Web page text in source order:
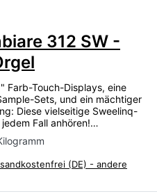
312 SW -
Farb-Touch-Displays, eine
Sets, und ein mächtiger
Diese vielseitige Sweelinq-
Fall anhören!…
(DE) - andere